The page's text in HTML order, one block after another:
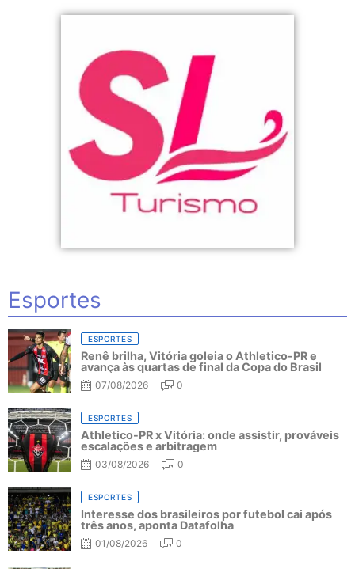
Esportes
ESPORTES
Renê brilha, Vitória goleia o Athletico-PR e
avança às quartas de final da Copa do Brasil
07/08/2026 0
ESPORTES
Athletico-PR x Vitória: onde assistir, prováveis
escalações e arbitragem
03/08/2026 0
ESPORTES
Interesse dos brasileiros por futebol cai após
três anos, aponta Datafolha
01/08/2026 0